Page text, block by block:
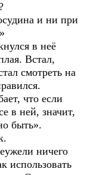
и ни при
в неё
Встал,
смотреть на
что если
в ней, значит,
быть».
ничего
использовать